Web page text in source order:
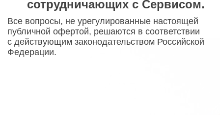
сотрудничающих с Сервисом.
Все вопросы, не урегулированные настоящей
публичной офертой, решаются в соответствии
с действующим законодательством Российской
Федерации.